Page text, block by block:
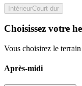
IntérieurCourt dur
Choisissez votre
Vous choisirez le
Après-midi